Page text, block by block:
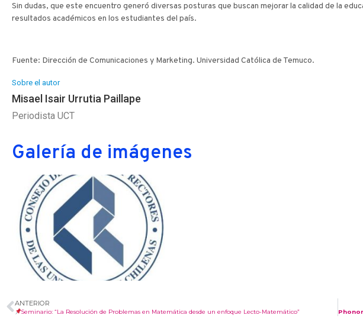
Sin dudas, que este encuentro generó diversas posturas que buscan mejorar la calidad de la
resultados académicos en los estudiantes del país.
Fuente: Dirección de Comunicaciones y Marketing. Universidad Católica de Temuco.
Sobre el autor
Misael Isair Urrutia Paillape
Periodista UCT
Galería de imágenes
ANTERIOR
Seminario: “La Resolución de Problemas en Matemática desde un enfoque Lecto-Matemático”